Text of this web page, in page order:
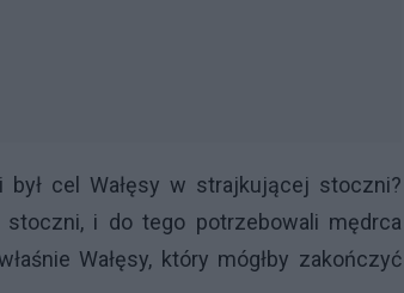
cel Wałęsy w strajkującej stoczni?
i do tego potrzebowali mędrca
Wałęsy, który mógłby zakończyć